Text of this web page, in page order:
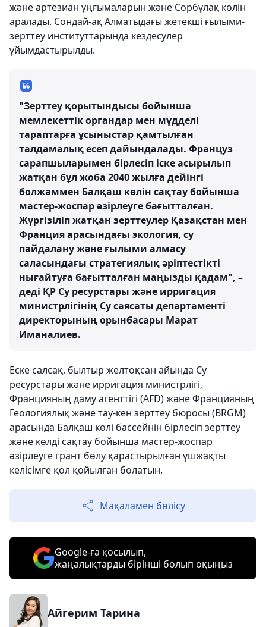
және артезиан ұңғымаларын және Сорбұлақ көлін
аралады. Сондай-ақ Алматыдағы жетекші ғылыми-
зерттеу институттарында кездесулер
ұйымдастырылды.
"Зерттеу қорытындысы бойынша
мемлекеттік органдар мен мүдделі
тараптарға ұсыныстар қамтылған
талдамалық есеп дайындалады. Француз
сарапшыларымен бірлесіп іске асырылып
жатқан бұл жоба 2040 жылға дейінгі
болжаммен Балқаш көлін сақтау бойынша
мастер-жоспар әзірлеуге бағытталған.
Жүргізіліп жатқан зерттеулер Қазақстан мен
Франция арасындағы экология, су
пайдалану және ғылыми алмасу
саласындағы стратегиялық әріптестікті
нығайтуға бағытталған маңызды қадам", –
деді ҚР Су ресурстары және ирригация
министрлігінің Су саясаты департаменті
директорының орынбасары Марат
Иманалиев.
Еске салсақ, былтыр желтоқсан айында Су
ресурстары және ирригация министрлігі,
Францияның даму агенттігі (AFD) және Францияның
Геологиялық және тау-кен зерттеу бюросы (BRGM)
арасында Балқаш көлі бассейнін бірлесіп зерттеу
және көлді сақтау бойынша мастер-жоспар
әзірлеуге грант бөлу қарастырылған үшжақты
келісімге қол қойылған болатын.
Мақаламен бөлісу
Google-ға қосылып,
жаңалықтарды бірінші болып оқыңыз
Айгерим Тарина